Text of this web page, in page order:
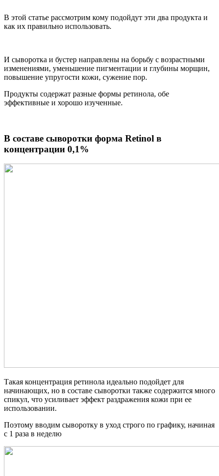
В этой статье рассмотрим кому подойдут эти два продукта и
как их правильно использовать.
И сыворотка и бустер направлены на борьбу с возрастными
изменениями, уменьшение пигментации и глубины морщин,
повышение упругости кожи, сужение пор.
Продукты содержат разные формы ретинола, обе
эффективные и хорошо изученные.
В составе сыворотки форма Retinol в
концентрации 0,1%
Такая концентрация ретинола идеально подойдет для
начинающих, но в составе сыворотки также содержится много
спикул, что усиливает эффект раздражения кожи при ее
использовании.
Поэтому вводим сыворотку в уход строго по графику, начиная
с 1 раза в неделю